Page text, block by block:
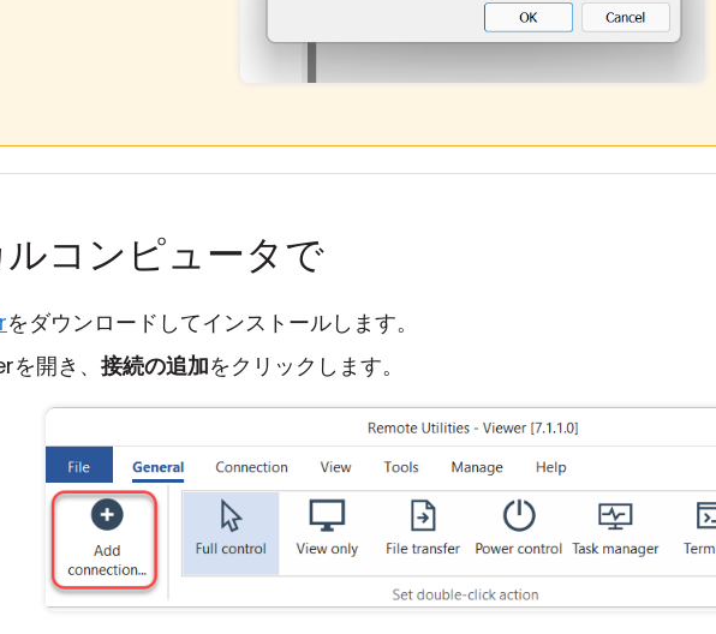
ルコンピュータで
をダウンロードしてインストールします。
開き、 接続の追加をクリックします。